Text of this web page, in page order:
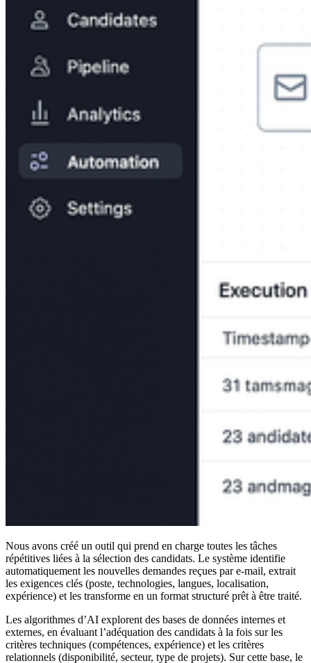
Nous avons créé un outil qui prend en charge toutes les tâches
répétitives liées à la sélection des candidats. Le système identifie
automatiquement les nouvelles demandes reçues par e-mail, extrait
les exigences clés (poste, technologies, langues, localisation,
expérience) et les transforme en un format structuré prêt à être traité.
Les algorithmes d’AI explorent des bases de données internes et
externes, en évaluant l’adéquation des candidats à la fois sur les
critères techniques (compétences, expérience) et les critères
relationnels (disponibilité, secteur, type de projets). Sur cette base, le